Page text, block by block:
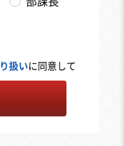
扱いに同意して